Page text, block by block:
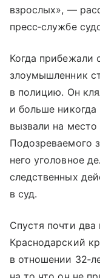
взрослых», —
пресс‑службе
Когда прибежали
злоумышленник
в полицию. Он
и больше
вызвали на место
Подозреваемого
него уголовное
следственных
в суд.
Спустя почти два
Краснодарский
в отношении